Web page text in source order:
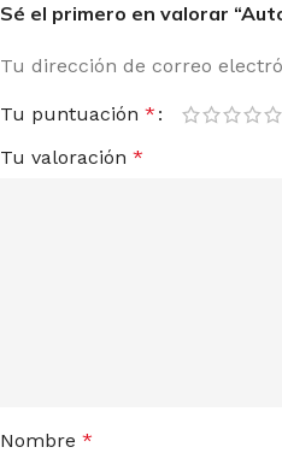
Sé el primero en valorar
Tu dirección de correo
Tu puntuación *
Tu valoración *
Nombre *